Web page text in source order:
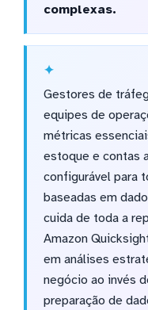
complexas.
Gestores de
equipes de
métricas
estoque e contas
configurável para
baseadas em
cuida de toda a
Amazon
em análises
negócio ao invés
preparação de